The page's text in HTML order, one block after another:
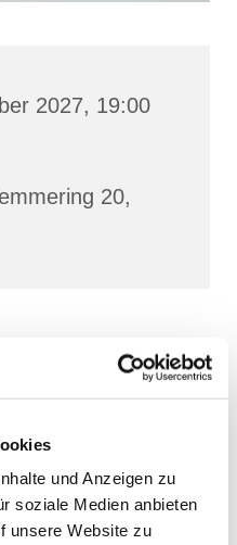
und Anzeigen zu
soziale Medien anbieten
unsere Website zu
2027, 19:00
20,